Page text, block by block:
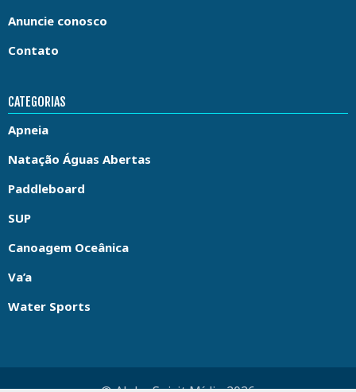
Anuncie conosco
Contato
CATEGORIAS
Apneia
Natação Águas Abertas
Paddleboard
SUP
Canoagem Oceânica
Va’a
Water Sports